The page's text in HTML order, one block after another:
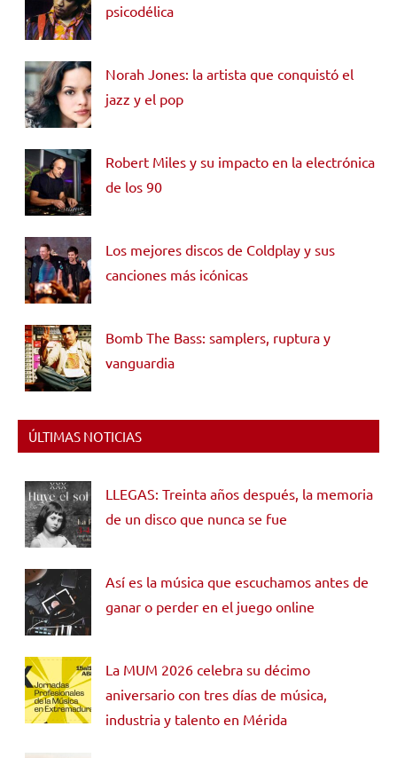
psicodélica
Norah Jones: la artista que conquistó el
jazz y el pop
Robert Miles y su impacto en la electrónica
de los 90
Los mejores discos de Coldplay y sus
canciones más icónicas
Bomb The Bass: samplers, ruptura y
vanguardia
ÚLTIMAS NOTICIAS
LLEGAS: Treinta años después, la memoria
de un disco que nunca se fue
Así es la música que escuchamos antes de
ganar o perder en el juego online
La MUM 2026 celebra su décimo
aniversario con tres días de música,
industria y talento en Mérida